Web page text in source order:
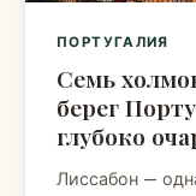
ПОРТУГАЛИЯ
Семь
берег
глубоко
Лиссабон —